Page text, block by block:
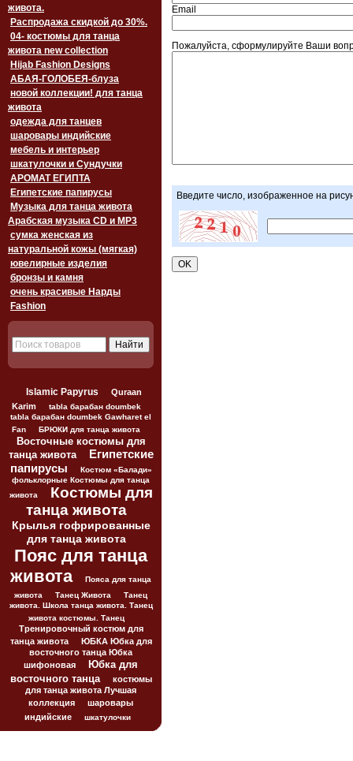
живота.
Распродажа скидкой до 30%.
04- костюмы для танца
живота new collection
Hijab Fashion Designs
АБАЯ-ГОЛОБЕЯ-блуза
новой коллекции! для танца
живота
одежда для танцев
шаровары индийские
мебель и интерьер
шкатулочки и Сундучки
АРОМАТ ЕГИПТА
Египетские папирусы
Музыка для танца живота
Арабская музыка CD и MP3
сумка женская из
натуральной кожы (мягкая)
ювелирные изделия
бронзы и камня
очень красивые Нарды
Fashion
Islamic Papyrus
Quraan
Karim
tabla барабан doumbek
tabla барабан doumbek Gawharet el
Fan
БРЮКИ для танца живота
Восточные костюмы для
танца живота
Египетские
папирусы
Костюм «Балади»
фольклорные Костюмы для танца
живота
Костюмы для
танца живота
Крылья гофрированные
для танца живота
Пояс для танца
живота
Пояса для танца
живота
Танец Живота
Танец
живота. Школа танца живота. Танец
живота костюмы. Танец
Тренировочный костюм для
танца живота
ЮБКА Юбка для
восточного танца Юбка
шифоновая
Юбка для
восточного танца
костюмы
для танца живота Лучшая
коллекция
шаровары
индийские
шкатулочки
Email
Пожалуйста, сформулируйте Ваши
Введите число, изображенное на